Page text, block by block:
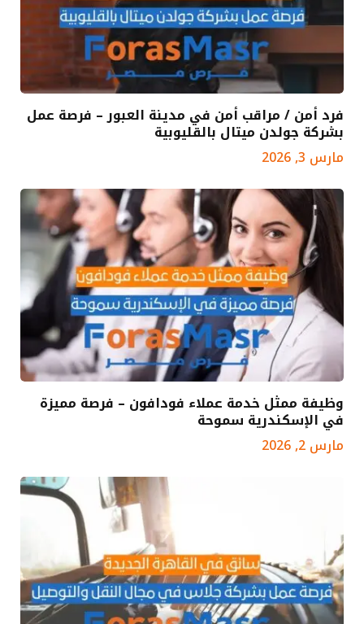
فرد أمن / مراقب أمن في مدينة العبور – فرصة عمل
بشركة جولدن ميتال بالقليوبية
مارس 3, 2026
وظيفة ممثل خدمة عملاء فودافون – فرصة مميزة
في الإسكندرية سموحة
مارس 2, 2026